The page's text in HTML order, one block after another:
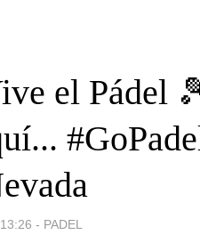
el Pádel
- PADEL